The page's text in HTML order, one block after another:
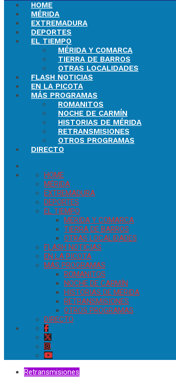
HOME
MÉRIDA
EXTREMADURA
DEPORTES
EL TIEMPO
MÉRIDA Y COMARCA
TIERRA DE BARROS
OTRAS LOCALIDADES
FLASH NOTICIAS
EN LA PICOTA
MÁS PROGRAMAS
ROMANITOS
NOCHE DE CARMÍN
HISTORIAS DE MÉRIDA
RETRANSMISIONES
OTROS PROGRAMAS
DIRECTO
HOME
MÉRIDA
EXTREMADURA
DEPORTES
EL TIEMPO
MÉRIDA Y COMARCA
TIERRA DE BARROS
OTRAS LOCALIDADES
FLASH NOTICIAS
EN LA PICOTA
MÁS PROGRAMAS
ROMANITOS
NOCHE DE CARMÍN
HISTORIAS DE MÉRIDA
RETRANSMISIONES
OTROS PROGRAMAS
DIRECTO
Retransmisiones